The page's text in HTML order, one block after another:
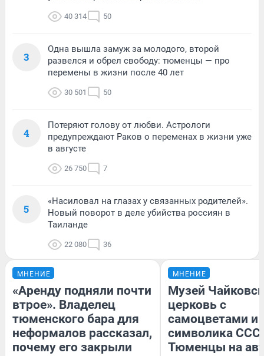
40 314 50
3
Одна вышла замуж за молодого, второй
развелся и обрел свободу: тюменцы — про
перемены в жизни после 40 лет
30 501 50
4
Потеряют голову от любви. Астрологи
предупреждают Раков о переменах в жизни уже
в августе
26 750 7
5
«Насиловал на глазах у связанных родителей».
Новый поворот в деле убийства россиян в
Таиланде
22 080 36
МНЕНИЕ
«Аренду подняли почти
втрое». Владелец
тюменского бара для
неформалов рассказал,
почему его закрыли
МНЕНИЕ
Музей
церковь с
самоцветами и
символика
Тюменцы на